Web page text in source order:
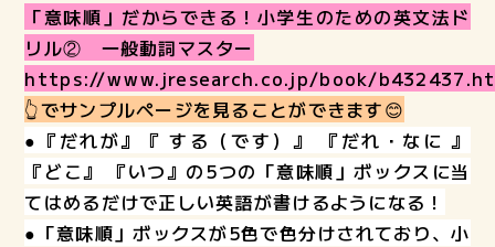
「意味順」だからできる！小学生のための英文法ド
リル② 一般動詞マスター
https://www.jresearch.co.jp/book/
👆でサンプルページを見ることができます😊
●『だれが』『 する（です）』 『だれ・なに 』
『どこ』 『いつ』の5つの「意味順」ボックスに当
てはめるだけで正しい英語が書けるようになる！
●「意味順」ボックスが5色で色分けされており、小